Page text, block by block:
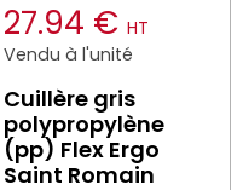
27.94 € HT
Vendu à l'unité
Cuillère gris
polypropylène
(pp) Flex Ergo
Saint Romain